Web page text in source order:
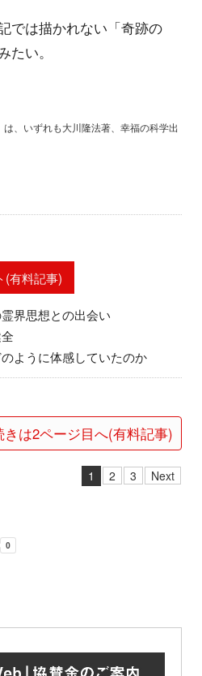
では描かれない「奇跡の
たい。
、いずれも大川隆法著、幸福の科学出
(有料記事)
界思想との出会い
ように体感していたのか
きは2ページ目へ(有料記事)
1 2 3 Next